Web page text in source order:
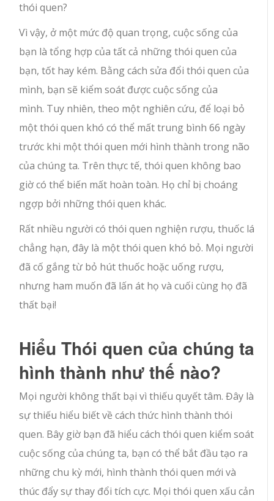
thói quen?
Vì vậy, ở một mức độ quan trọng, cuộc sống của
bạn là tổng hợp của tất cả những thói quen của
bạn, tốt hay kém. Bằng cách sửa đổi thói quen của
mình, bạn sẽ kiểm soát được cuộc sống của
mình. Tuy nhiên, theo một nghiên cứu, để loại bỏ
một thói quen khó có thể mất trung bình 66 ngày
trước khi một thói quen mới hình thành trong não
của chúng ta. Trên thực tế, thói quen không bao
giờ có thể biến mất hoàn toàn. Họ chỉ bị choáng
ngợp bởi những thói quen khác.
Rất nhiều người có thói quen nghiện rượu, thuốc lá
chẳng hạn, đây là một thói quen khó bỏ. Mọi người
đã cố gắng từ bỏ hút thuốc hoặc uống rượu,
nhưng ham muốn đã lấn át họ và cuối cùng họ đã
thất bại!
Hiểu Thói quen của chúng ta
hình thành như thế nào?
Mọi người không thất bại vì thiếu quyết tâm. Đây là
sự thiếu hiểu biết về cách thức hình thành thói
quen. Bây giờ bạn đã hiểu cách thói quen kiểm soát
cuộc sống của chúng ta, bạn có thể bắt đầu tạo ra
những chu kỳ mới, hình thành thói quen mới và
thúc đẩy sự thay đổi tích cực. Mọi thói quen xấu cản